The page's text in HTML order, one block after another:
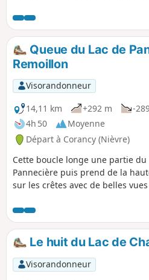
Alban.Nécessite un bon sens de
l’utilisation de la trace gpx.
Queue du Lac de
Remoillon
Visorandonneur
14,11 km
+292 m
-
4h 50
Moyenne
Départ à Corancy (Nièvre)
Cette boucle longe une partie du
Pannecière puis prend de la
sur les crêtes avec de belles vues
redescendre à travers bois sur la
du lac où se jette l'Yonne. Elle
proximité d'un promontoire
aménagé offrant une superbe
Château-Chinon et les monts du
Morvan.
Le huit du Lac de
Visorandonneur